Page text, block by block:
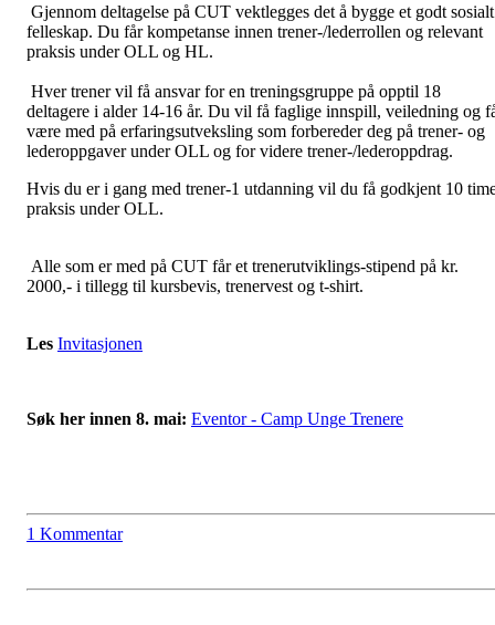
Gjennom deltagelse på CUT vektlegges det å bygge et godt sosialt
felleskap. Du får kompetanse innen trener-/lederrollen og relevant
praksis under OLL og HL.
Hver trener vil få ansvar for en treningsgruppe på opptil 18
deltagere i alder 14-16 år. Du vil få faglige innspill, veiledning og
være med på erfaringsutveksling som forbereder deg på trener- og
lederoppgaver under OLL og for videre trener-/lederoppdrag.
Hvis du er i gang med trener-1 utdanning vil du få godkjent 10
praksis under OLL.
Alle som er med på CUT får et trenerutviklings-stipend på kr.
2000,- i tillegg til kursbevis, trenervest og t-shirt.
Les Invitasjonen
Søk her innen 8. mai: Eventor - Camp Unge Trenere
1 Kommentar